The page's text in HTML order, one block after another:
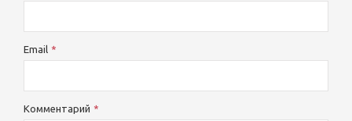
Email
Комментарий